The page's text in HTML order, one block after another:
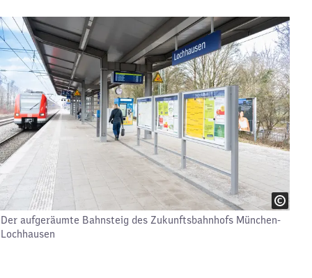
Der aufgeräumte Bahnsteig des Zukunftsbahnhofs München-
Lochhausen